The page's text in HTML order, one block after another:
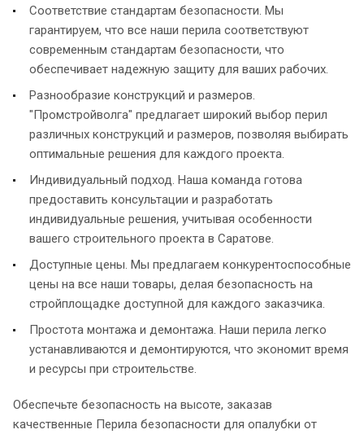
Соответствие стандартам безопасности. Мы
гарантируем, что все наши перила соответствуют
современным стандартам безопасности, что
обеспечивает надежную защиту для ваших рабочих.
Разнообразие конструкций и размеров.
"Промстройволга" предлагает широкий выбор перил
различных конструкций и размеров, позволяя выбирать
оптимальные решения для каждого проекта.
Индивидуальный подход. Наша команда готова
предоставить консультации и разработать
индивидуальные решения, учитывая особенности
вашего строительного проекта в Саратове.
Доступные цены. Мы предлагаем конкурентоспособные
цены на все наши товары, делая безопасность на
стройплощадке доступной для каждого заказчика.
Простота монтажа и демонтажа. Наши перила легко
устанавливаются и демонтируются, что экономит время
и ресурсы при строительстве.
Обеспечьте безопасность на высоте, заказав
качественные Перила безопасности для опалубки от